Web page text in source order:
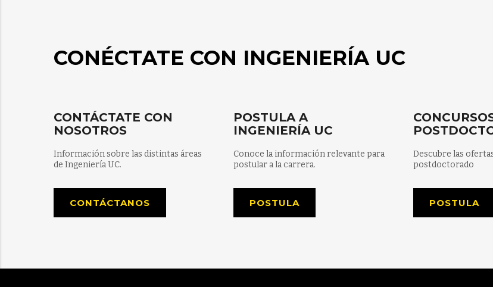
CONÉCTATE CON INGENIERÍA UC
CONTÁCTATE CON
NOSOTROS
Información sobre las distintas áreas
de Ingeniería UC.
CONTÁCTANOS
POSTULA A
INGENIERÍA UC
Conoce la información relevante para
postular a la carrera.
POSTULA
Descubre las
postdoctorado
POSTULA